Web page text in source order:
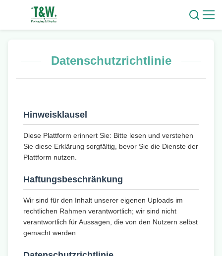
Datenschutzrichtlinie
Hinweisklausel
Diese Plattform erinnert Sie: Bitte lesen und verstehen
Sie diese Erklärung sorgfältig, bevor Sie die Dienste der
Plattform nutzen.
Haftungsbeschränkung
Wir sind für den Inhalt unserer eigenen Uploads im
rechtlichen Rahmen verantwortlich; wir sind nicht
verantwortlich für Aussagen, die von den Nutzern selbst
gemacht werden.